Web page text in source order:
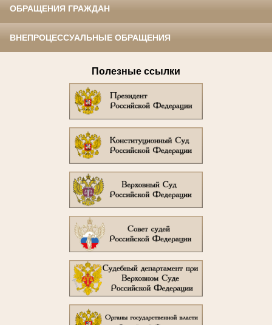
ОБРАЩЕНИЯ ГРАЖДАН
ВНЕПРОЦЕССУАЛЬНЫЕ ОБРАЩЕНИЯ
Полезные ссылки